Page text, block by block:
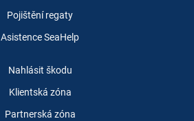
Pojištění regaty
Asistence SeaHelp
Nahlásit škodu
Klientská zóna
Partnerská zóna